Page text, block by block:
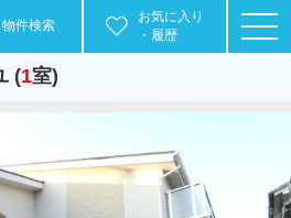
物件検索
お気に入り
・履歴
(1室)